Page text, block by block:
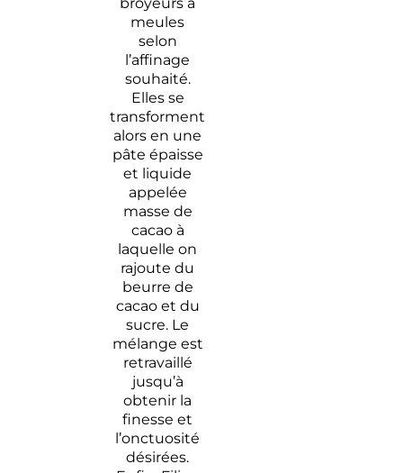
meules
selon
l’affinage
souhaité.
Elles se
transforment
alors en une
pâte épaisse
et liquide
appelée
masse de
cacao à
laquelle on
rajoute du
beurre de
cacao et du
sucre. Le
mélange est
retravaillé
jusqu’à
obtenir la
finesse et
l’onctuosité
désirées.